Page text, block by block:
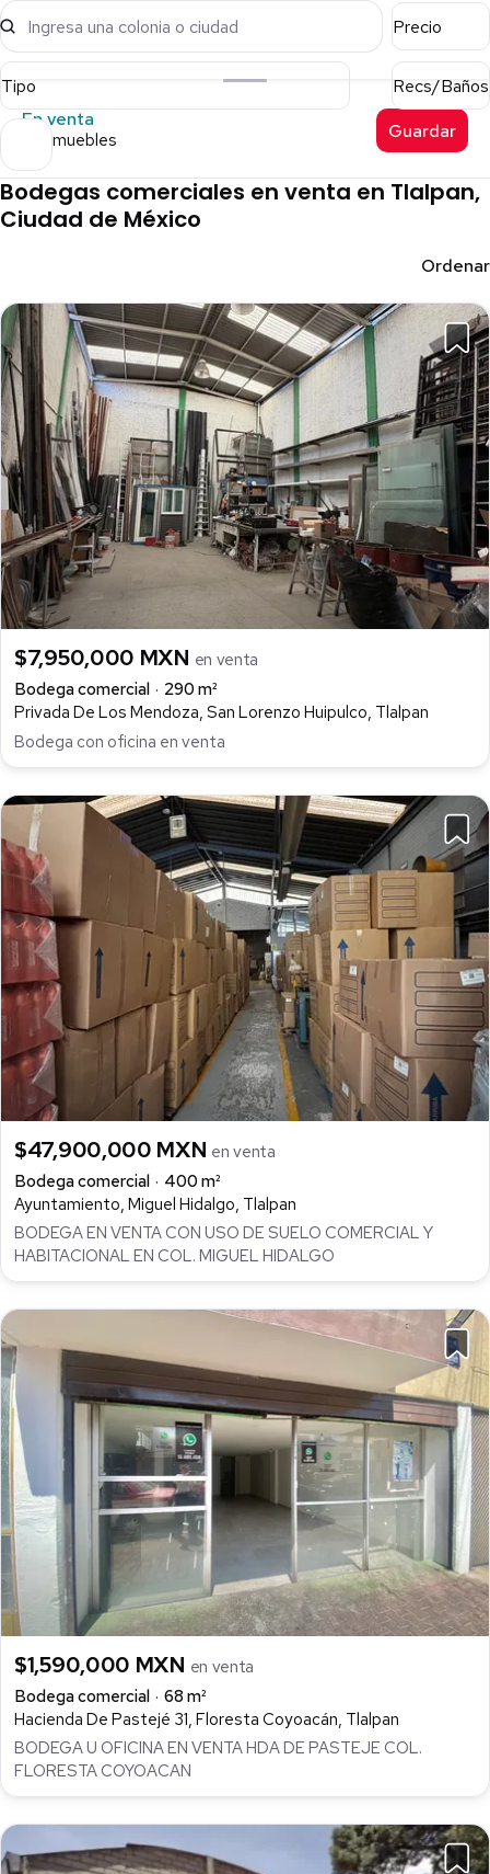
Ingresa una colonia o ciudad Precio
Tipo
Recs/Baños
En venta
14 inmuebles Guardar
Bodegas comerciales en venta en Tlalpan,
Ciudad de México
Ordenar
$7,950,000 MXN en venta
Bodega comercial
290 m²
Privada De Los Mendoza, San Lorenzo Huipulco, Tlalpan
Bodega con oficina en venta
$47,900,000 MXN en venta
Bodega comercial
400 m²
Ayuntamiento, Miguel Hidalgo, Tlalpan
BODEGA EN VENTA CON USO DE SUELO COMERCIAL Y
HABITACIONAL EN COL. MIGUEL HIDALGO
$1,590,000 MXN en venta
Bodega comercial
68 m²
Hacienda De Pastejé 31, Floresta Coyoacán, Tlalpan
BODEGA U OFICINA EN VENTA HDA DE PASTEJE COL.
FLORESTA COYOACAN